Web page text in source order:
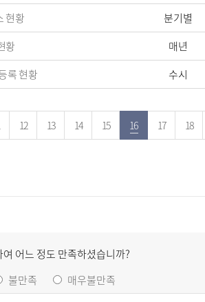
현황 분기별
황 매년
록 현황 수시
12 13 14 15 16 17 18
어느 정도 만족하셨습니까?
불만족 매우불만족